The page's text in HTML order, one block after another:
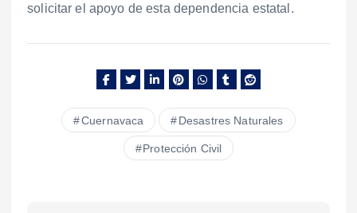
solicitar el apoyo de esta dependencia estatal.
Cuernavaca Desastres Naturales
Protección Civil